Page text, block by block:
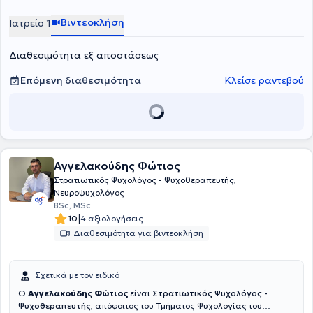
ατομικές ψυχοθεραπευτικές συνεδρίες ενηλίκων και εφήβων στο
πλαίσιο αιτημάτων που αφορούν σε άγχος, φοβίες, κρίσεις
διαχείριση πένθους και διαχείριση διαπροσωπικών δυσκολιών.
Ιατρείο 1 Βιντεοκλήση
Διαθεσιμότητα εξ αποστάσεως
Επόμενη διαθεσιμότητα
Κλείσε ραντεβού
Αγγελακούδης Φώτιος
Στρατιωτικός Ψυχολόγος - Ψυχοθεραπευτής,
Νευροψυχολόγος
BSc, MSc
10|4 αξιολογήσεις
Διαθεσιμότητα για βιντεοκλήση
Σχετικά με τον ειδικό
Ο Αγγελακούδης Φώτιος είναι Στρατιωτικός Ψυχολόγος -
Ψυχοθεραπευτής, απόφοιτος του Τμήματος Ψυχολογίας του